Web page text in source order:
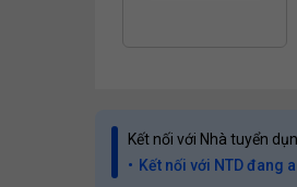
Kết nối với Nhà tuyển
Kết nối với NTD đang